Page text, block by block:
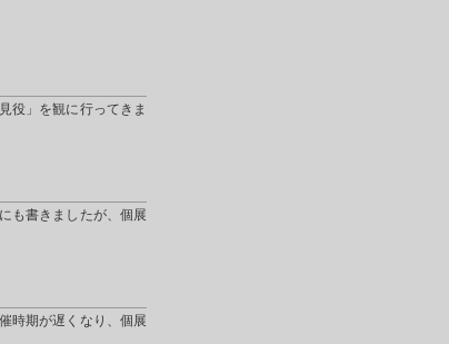
役」を観に行ってきま
も書きましたが、個展
時期が遅くなり、個展